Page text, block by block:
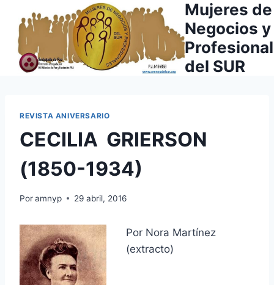
contenido
Mujeres de
Negocios y
del SUR
REVISTA ANIVERSARIO
CECILIA GRIERSON
(1850-1934)
Poramnyp 29 abril, 2016
Por Nora Martínez
(extracto)